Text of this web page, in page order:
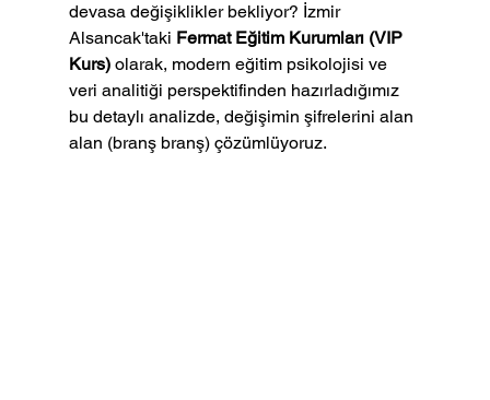
devasa değişiklikler bekliyor? İzmir
Alsancak'taki Fermat Eğitim Kurumları (VIP
Kurs) olarak, modern eğitim psikolojisi ve
veri analitiği perspektifinden hazırladığımız
bu detaylı analizde, değişimin şifrelerini alan
alan (branş branş) çözümlüyoruz.